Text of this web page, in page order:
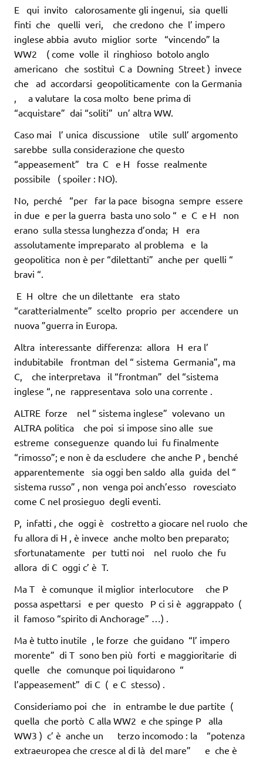
E qui invito calorosamente gli ingenui, sia quelli
finti che quelli veri, che credono che l’ impero
inglese abbia avuto miglior sorte “vincendo” la
WW2 ( come volle il ringhioso botolo anglo
americano che sostituì C a Downing Street ) invece
che ad accordarsi geopoliticamente con la Germania
, a valutare la cosa molto bene prima di
“acquistare” dai “soliti” un’ altra WW.
Caso mai l’ unica discussione utile sull’ argomento
sarebbe sulla considerazione che questo
“appeasement” tra C e H fosse realmente
possibile ( spoiler : NO).
No, perché “per far la pace bisogna sempre essere
in due e per la guerra basta uno solo “ e C e H non
erano sulla stessa lunghezza d’onda; H era
assolutamente impreparato al problema e la
geopolitica non è per “dilettanti” anche per quelli “
bravi “.
E H oltre che un dilettante era stato
“caratterialmente” scelto proprio per accendere un
nuova ”guerra in Europa.
Altra interessante differenza: allora H era l’
indubitabile frontman del “ sistema Germania”, ma
C, che interpretava il “frontman” del “sistema
inglese “, ne rappresentava solo una corrente .
ALTRE forze nel “ sistema inglese” volevano un
ALTRA politica che poi si impose sino alle sue
estreme conseguenze quando lui fu finalmente
“rimosso”; e non è da escludere che anche P , benché
apparentemente sia oggi ben saldo alla guida del “
sistema russo” , non venga poi anch’esso rovesciato
come C nel prosieguo degli eventi.
P, infatti , che oggi è costretto a giocare nel ruolo che
fu allora di H , è invece anche molto ben preparato;
sfortunatamente per tutti noi nel ruolo che fu
allora di C oggi c’ è T.
Ma T è comunque il miglior interlocutore che P
possa aspettarsi e per questo P ci si è aggrappato (
il famoso “spirito di Anchorage” …) .
Ma è tutto inutile , le forze che guidano “l’ impero
morente” di T sono ben più forti e maggioritarie di
quelle che comunque poi liquidarono “
l’appeasement” di C ( e C stesso) .
Consideriamo poi che in entrambe le due partite (
quella che portò C alla WW2 e che spinge P alla
WW3 ) c’ è anche un terzo incomodo : la “potenza
extraeuropea che cresce al di là del mare” e che è